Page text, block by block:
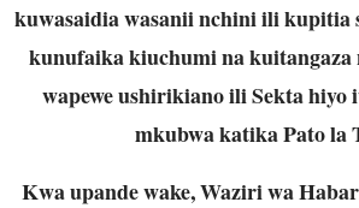
kuwasaidia wasanii nchini ili kupitia
kunufaika kiuchumi na kuitangaza
wapewe ushirikiano ili Sekta hiyo
mkubwa katika Pato la
Kwa upande wake, Waziri wa